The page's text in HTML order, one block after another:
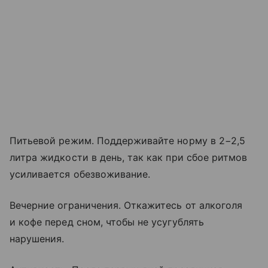
Питьевой режим. Поддерживайте норму в 2−2,5
литра жидкости в день, так как при сбое ритмов
усиливается обезвоживание.
Вечерние ограничения. Откажитесь от алкоголя
и кофе перед сном, чтобы не усугублять
нарушения.